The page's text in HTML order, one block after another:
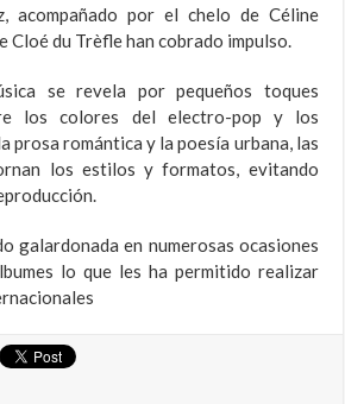
acompañado por el chelo de Céline
Cloé du Trèfle han cobrado impulso.
se revela por pequeños toques
los colores del electro-pop y los
prosa romántica y la poesía urbana, las
los estilos y formatos, evitando
galardonada en numerosas ocasiones
lo que les ha permitido realizar